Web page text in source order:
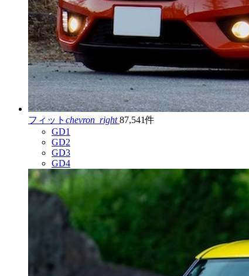
フィット chevron_right 87,541件
GD1
GD2
GD3
GD4